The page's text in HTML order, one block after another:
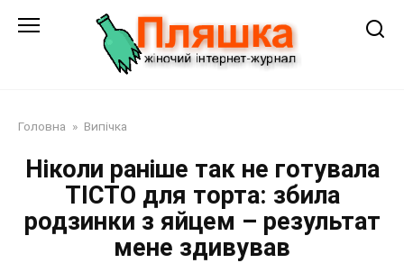
Головна » Випічка
Ніколи раніше так не готувала
ТІСТО для торта: збила
родзинки з яйцем – результат
мене здивував